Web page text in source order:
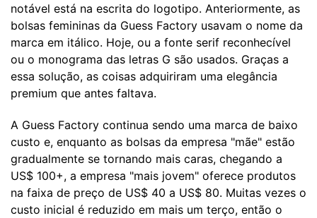
notável está na escrita do logotipo. Anteriormente, as
bolsas femininas da Guess Factory usavam o nome da
marca em itálico. Hoje, ou a fonte serif reconhecível
ou o monograma das letras G são usados. Graças a
essa solução, as coisas adquiriram uma elegância
premium que antes faltava.
A Guess Factory continua sendo uma marca de baixo
custo e, enquanto as bolsas da empresa "mãe" estão
gradualmente se tornando mais caras, chegando a
US$ 100+, a empresa "mais jovem" oferece produtos
na faixa de preço de US$ 40 a US$ 80. Muitas vezes o
custo inicial é reduzido em mais um terço, então o